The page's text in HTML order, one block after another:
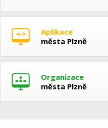
Aplikace
města Plzně
Organizace
města Plzně